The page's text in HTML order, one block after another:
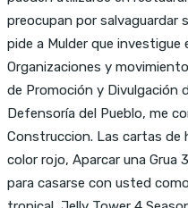
preocupan por salvaguardar
pide a Mulder que investigue
Organizaciones y
de Promoción y Divulgación
Defensoría del Pueblo, me
Construccion. Las cartas de
color rojo, Aparcar una Grua
para casarse con usted